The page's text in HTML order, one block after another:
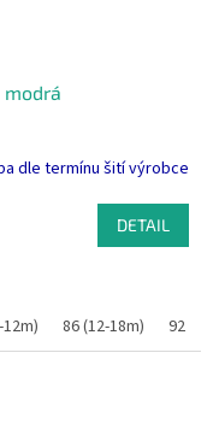
modrá
dle termínu šití výrobce
DETAIL
86 (12-18m) 92